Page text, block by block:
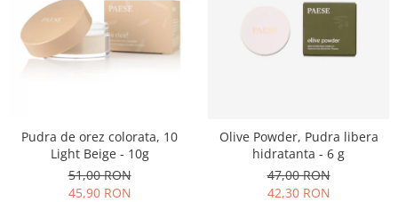
Pudra de orez colorata, 10
Light Beige - 10g
51,00 RON
45,90 RON
Olive Powder, Pudra libera
hidratanta - 6 g
47,00 RON
42,30 RON